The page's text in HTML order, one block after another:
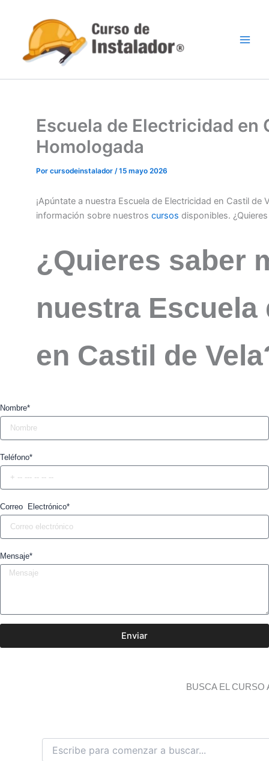
contenido
Escuela de Electricidad en
Homologada
Por cursodeinstalador /15 mayo 2026
¡Apúntate a nuestra Escuela de Electricidad en Castil de
información sobre nuestros cursos disponibles.
¿Quieres saber
nuestra
en Castil de
Nombre*
Teléfono*
Correo Electrónico*
Mensaje*
Enviar
BUSCA EL CURSO
B